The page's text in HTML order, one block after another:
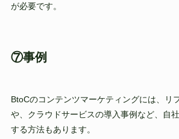
が必要です。
⑦事例
BtoCのコンテンツマーケティングには、リ
や、クラウドサービスの導入事例など、自
する方法もあります。